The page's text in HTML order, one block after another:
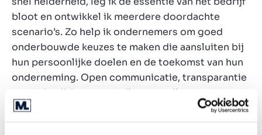
bloot en ontwikkel ik meerdere doordachte
scenario’s. Zo help ik ondernemers om goed
onderbouwde keuzes te maken die aansluiten bij
hun persoonlijke doelen en de toekomst van hun
onderneming. Open communicatie, transparantie
en wederzijds respect zijn voor mij
vanzelfsprekend, met als doel een succesvolle en